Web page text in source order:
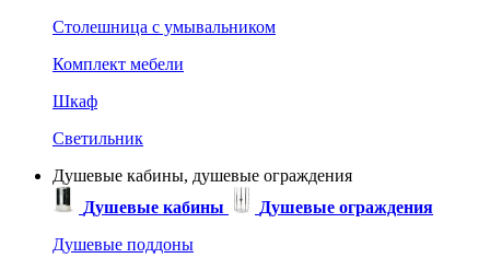
Столешница с умывальником
Комплект мебели
Шкаф
Светильник
Душевые кабины, душевые ограждения
Душевые кабины
Душевые ограждения
Душевые поддоны